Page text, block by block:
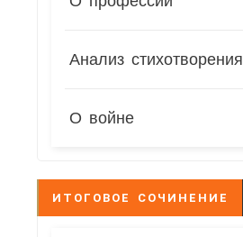
Анализ стихотворения
О войне
ИТОГОВОЕ СОЧИНЕНИЕ